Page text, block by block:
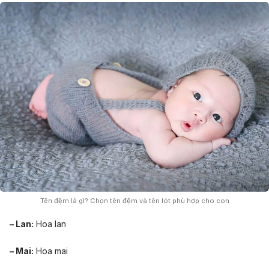
Tên đệm là gì? Chọn tên đệm và tên lót phù hợp cho con
– Lan: Hoa lan
– Mai: Hoa mai